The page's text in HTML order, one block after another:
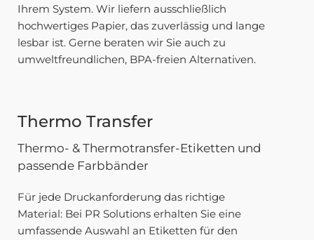
Ihrem System. Wir liefern ausschließlich
hochwertiges Papier, das zuverlässig und lange
lesbar ist. Gerne beraten wir Sie auch zu
umweltfreundlichen, BPA-freien Alternativen.
Thermo Transfer
Thermo- & Thermotransfer-Etiketten und
passende Farbbänder
Für jede Druckanforderung das richtige
Material: Bei PR Solutions erhalten Sie eine
umfassende Auswahl an Etiketten für den